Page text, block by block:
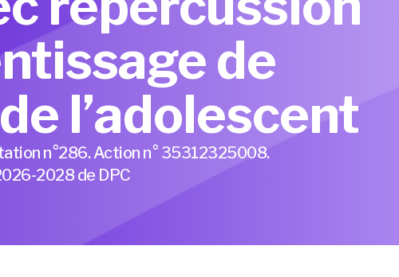
de
l’adolescent
n°286. Action n° 35312325008.
2028 de DPC